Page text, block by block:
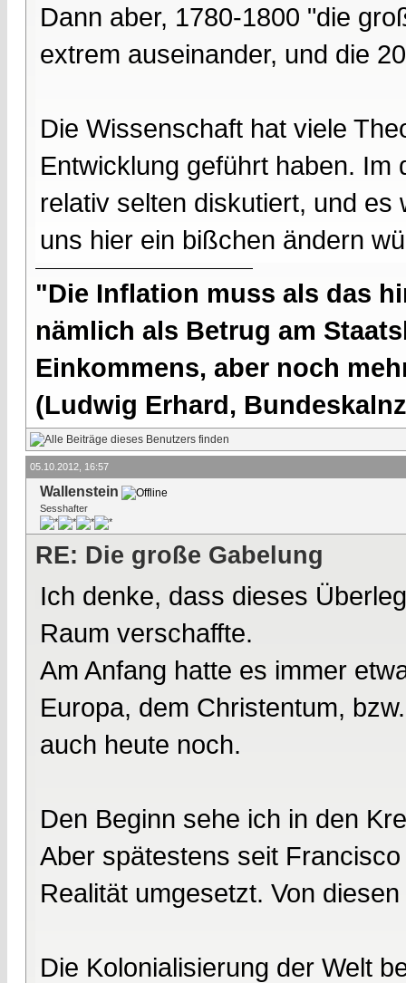
Dann aber, 1780-1800 "die
extrem auseinander, und die
Die Wissenschaft hat viele
Entwicklung geführt haben.
relativ selten diskutiert, und
uns hier ein bißchen ändern
"Die Inflation muss als das
nämlich als Betrug am
Einkommens, aber noch
(Ludwig Erhard,
05.10.2012, 16:57
Wallenstein
Sesshafter
RE: Die große Gabelung
Ich denke, dass dieses
Raum verschaffte.
Am Anfang hatte es immer
Europa, dem Christentum,
auch heute noch.
Den Beginn sehe ich in den
Aber spätestens seit
Realität umgesetzt. Von
Die Kolonialisierung der Welt